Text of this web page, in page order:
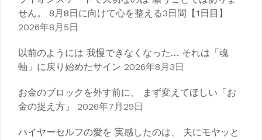
ョ
ン
せん。 8月8日に向けて心を整える3日間【1日目】
2026年8月5日
以前のようには 我慢できなくなった… それは「魂
軸」に戻り始めたサイン 2026年8月3日
お金のブロックを外す前に、 まず変えてほしい「お
金の捉え方」
2026年7月29日
ハイヤーセルフの愛を 実感したのは、 夫にモヤッと